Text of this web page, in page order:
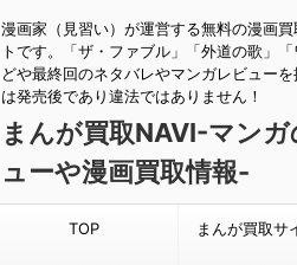
漫画家（見習い）が運営する無料の漫画
トです。「ザ・ファブル」「外道の歌」
どや最終回のネタバレやマンガレビュー
は発売後であり違法ではありません！
まんが買取NAVI-マン
ューや漫画買取情報-
TOP まんが買取サ